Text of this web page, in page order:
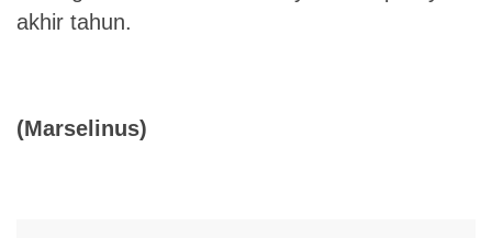
akhir tahun.
(Marselinus)